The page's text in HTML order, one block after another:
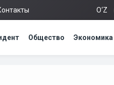
O‘Z
Общество Экономика